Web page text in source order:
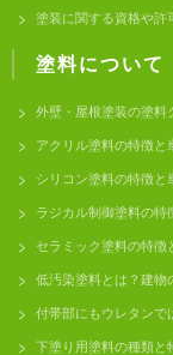
塗装に関する資格や許
塗料について
外壁・屋根塗装の塗料
アクリル塗料の特徴と
シリコン塗料の特徴と
ラジカル制御塗料の特
セラミック塗料の特徴
低汚染塗料とは？建物
付帯部にもウレタンで
下塗り用塗料の種類と